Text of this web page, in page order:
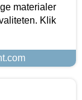
materialer
Klik